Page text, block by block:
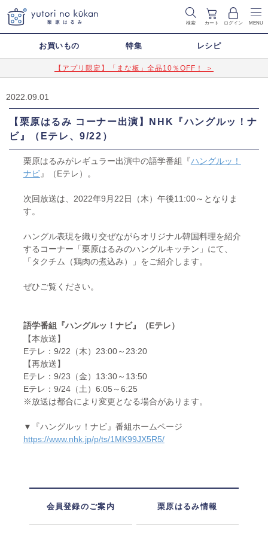
検索 カート ログイン MENU
お買いもの 特集 レシピ
【アプリ限定】「まな板」全品10％OFF！ ＞
2022.09.01
【栗原はるみ コーナー出演】NHK『ハングルッ！ナ
ビ』（Eテレ、9/22）
栗原はるみがレギュラー出演中の語学番組『ハングルッ！
ナビ』（Eテレ）。
次回放送は、2022年9月22日（木）午後11:00～となりま
す。
ハングル表現を織り交ぜながらオリジナル韓国料理を紹介
するコーナー「栗原はるみのハングルキッチン」にて、
「タクチム（鶏肉の煮込み）」をご紹介します。
ぜひご覧ください。
語学番組『ハングルッ！ナビ』（Eテレ）
【本放送】
Eテレ：9/22（木）23:00～23:20
【再放送】
Eテレ：9/23（金）13:30～13:50
Eテレ：9/24（土）6:05～6:25
※放送は都合により変更となる場合があります。
▼『ハングルッ！ナビ』番組ホームページ
https://www.nhk.jp/p/ts/1MK99JX5R5/
会員登録のご案内 栗原はるみ情報